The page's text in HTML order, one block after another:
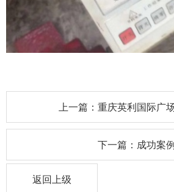
上一篇：重庆英利国际广
下一篇：成功案
返回上级